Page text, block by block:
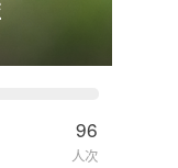
96
人次